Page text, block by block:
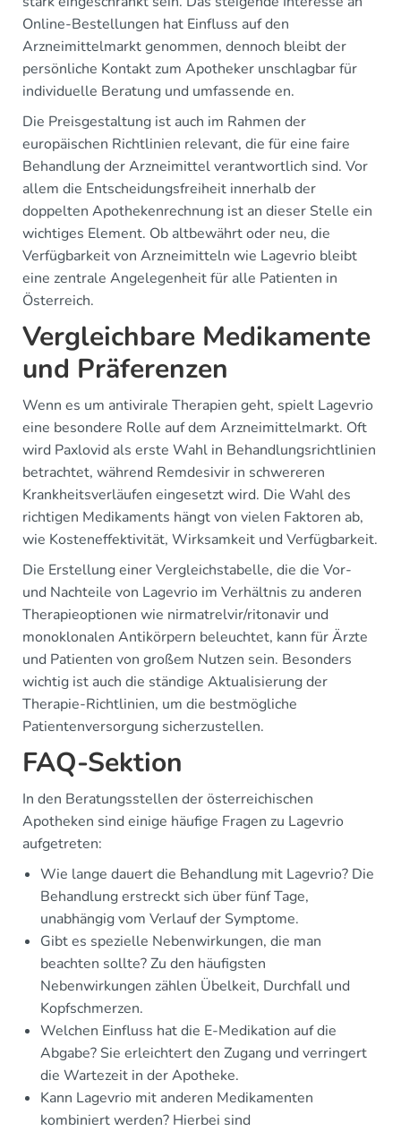
Online-Bestellungen hat Einfluss auf den
Arzneimittelmarkt genommen, dennoch bleibt der
persönliche Kontakt zum Apotheker unschlagbar für
individuelle Beratung und umfassende en.
Die Preisgestaltung ist auch im Rahmen der
europäischen Richtlinien relevant, die für eine faire
Behandlung der Arzneimittel verantwortlich sind. Vor
allem die Entscheidungsfreiheit innerhalb der
doppelten Apothekenrechnung ist an dieser Stelle ein
wichtiges Element. Ob altbewährt oder neu, die
Verfügbarkeit von Arzneimitteln wie Lagevrio bleibt
eine zentrale Angelegenheit für alle Patienten in
Österreich.
Vergleichbare Medikamente
und Präferenzen
Wenn es um antivirale Therapien geht, spielt Lagevrio
eine besondere Rolle auf dem Arzneimittelmarkt. Oft
wird Paxlovid als erste Wahl in Behandlungsrichtlinien
betrachtet, während Remdesivir in schwereren
Krankheitsverläufen eingesetzt wird. Die Wahl des
richtigen Medikaments hängt von vielen Faktoren ab,
wie Kosteneffektivität, Wirksamkeit und Verfügbarkeit.
Die Erstellung einer Vergleichstabelle, die die Vor-
und Nachteile von Lagevrio im Verhältnis zu anderen
Therapieoptionen wie nirmatrelvir/ritonavir und
monoklonalen Antikörpern beleuchtet, kann für Ärzte
und Patienten von großem Nutzen sein. Besonders
wichtig ist auch die ständige Aktualisierung der
Therapie-Richtlinien, um die bestmögliche
Patientenversorgung sicherzustellen.
FAQ-Sektion
In den Beratungsstellen der österreichischen
Apotheken sind einige häufige Fragen zu Lagevrio
aufgetreten:
Wie lange dauert die Behandlung mit Lagevrio? Die
Behandlung erstreckt sich über fünf Tage,
unabhängig vom Verlauf der Symptome.
Gibt es spezielle Nebenwirkungen, die man
beachten sollte? Zu den häufigsten
Nebenwirkungen zählen Übelkeit, Durchfall und
Kopfschmerzen.
Welchen Einfluss hat die E-Medikation auf die
Abgabe? Sie erleichtert den Zugang und verringert
die Wartezeit in der Apotheke.
Kann Lagevrio mit anderen Medikamenten
kombiniert werden? Hierbei sind